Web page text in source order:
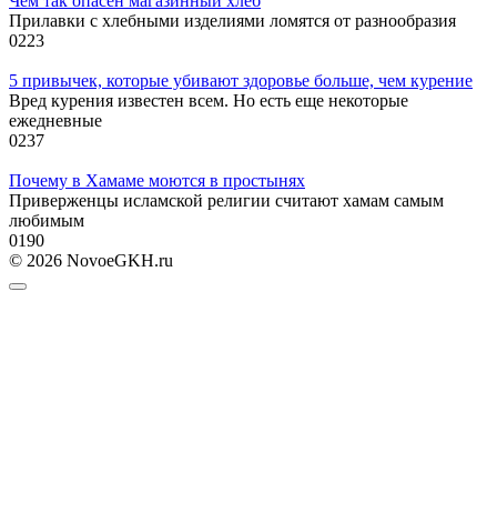
Прилавки с хлебными изделиями ломятся от разнообразия
0223
5 привычек, которые убивают здоровье больше, чем курение
Вред курения известен всем. Но есть еще некоторые
ежедневные
0237
Почему в Хамаме моются в простынях
Приверженцы исламской религии считают хамам самым
любимым
0190
© 2026 NovoeGKH.ru